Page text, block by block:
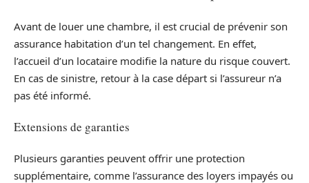
Avant de louer une chambre, il est crucial de prévenir son
assurance habitation d’un tel changement. En effet,
l’accueil d’un locataire modifie la nature du risque couvert.
En cas de sinistre, retour à la case départ si l’assureur n’a
pas été informé.
Extensions de garanties
Plusieurs garanties peuvent offrir une protection
supplémentaire, comme l’assurance des loyers impayés ou